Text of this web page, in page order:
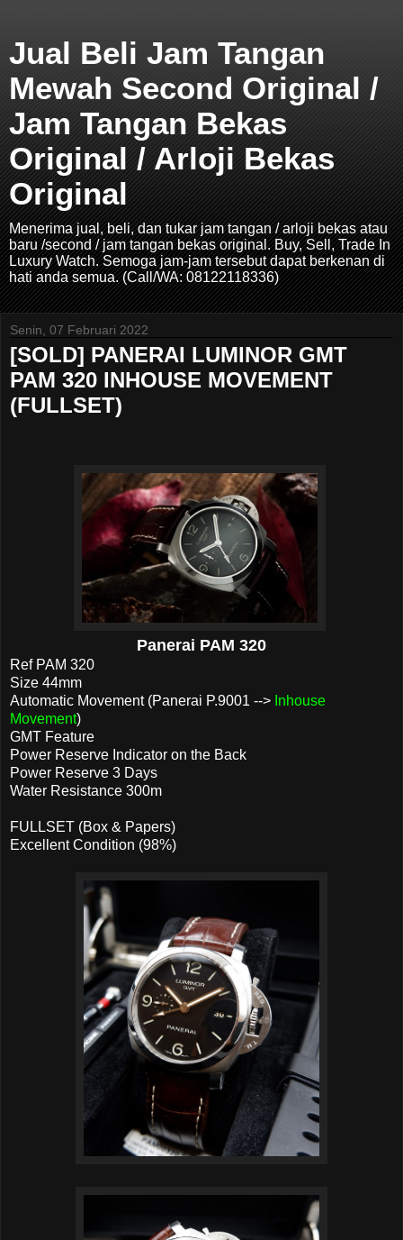
Jual Beli Jam Tangan
Mewah Second Original /
Jam Tangan Bekas
Original / Arloji Bekas
Original
Menerima jual, beli, dan tukar jam tangan / arloji bekas atau
baru /second / jam tangan bekas original. Buy, Sell, Trade In
Luxury Watch. Semoga jam-jam tersebut dapat berkenan di
hati anda semua. (Call/WA: 08122118336)
Senin, 07 Februari 2022
[SOLD] PANERAI LUMINOR GMT
PAM 320 INHOUSE MOVEMENT
(FULLSET)
Panerai PAM 320
Ref PAM 320
Size 44mm
Automatic Movement (Panerai P.9001 --> Inhouse
Movement)
GMT Feature
Power Reserve Indicator on the Back
Power Reserve 3 Days
Water Resistance 300m
FULLSET (Box & Papers)
Excellent Condition (98%)